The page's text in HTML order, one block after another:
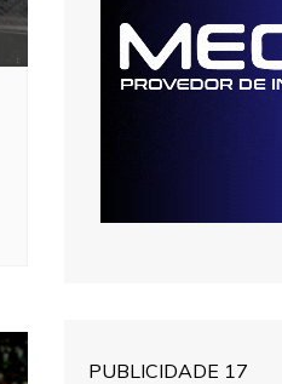
PUBLICIDADE 17